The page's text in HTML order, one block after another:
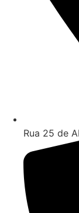
Rua 25 de